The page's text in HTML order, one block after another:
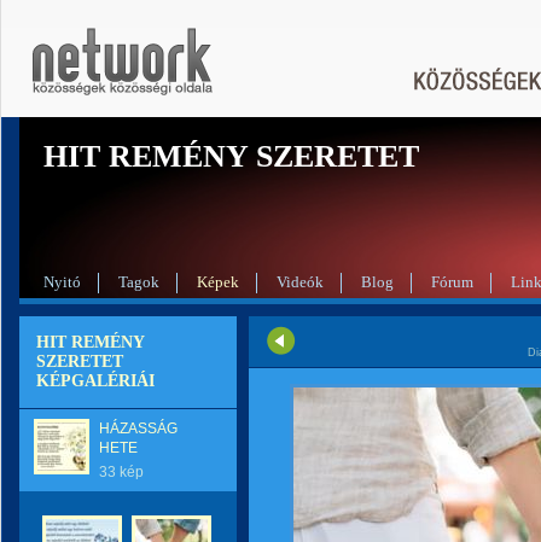
HIT REMÉNY SZERETET
Nyitó Tagok Képek Videók Blog Fórum
HIT REMÉNY
SZERETET
KÉPGALÉRIÁI
HÁZASSÁG
HETE
33 kép